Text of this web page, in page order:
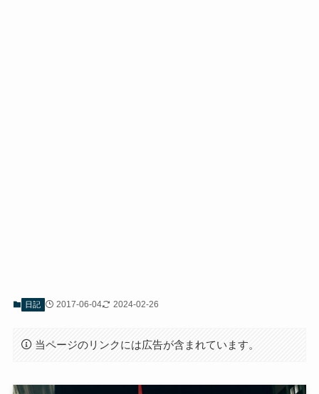
日記 2017-06-04 2024-02-26
当ページのリンクには広告が含まれています。